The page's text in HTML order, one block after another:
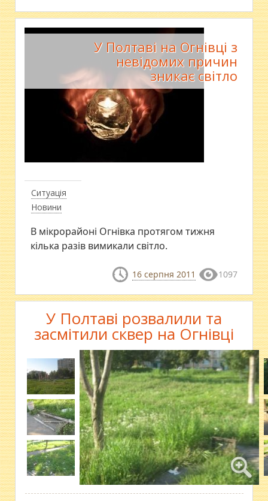
Ситуація
Новини
У Полтаві на Огнівці з
невідомих причин
зникає світло
В мікрорайоні Огнівка протягом тижня
кілька разів вимикали світло.
16 серпня 2011 1097
У Полтаві розвалили та
засмітили сквер на Огнівці